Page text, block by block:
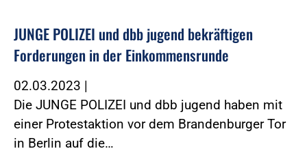
JUNGE POLIZEI und dbb jugend bekräftigen
Forderungen in der Einkommensrunde
02.03.2023 |
Die JUNGE POLIZEI und dbb jugend haben mit
einer Protestaktion vor dem Brandenburger Tor
in Berlin auf die…